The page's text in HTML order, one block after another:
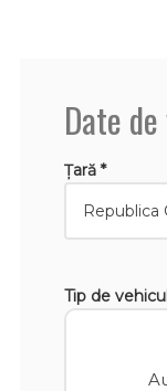
Date
Țară *
Tip de